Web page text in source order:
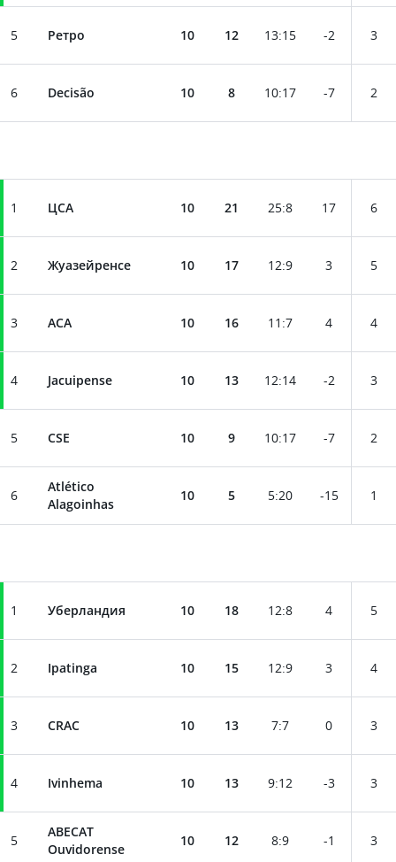
5 Ретро 10 12 13:15 -2 3
6 Decisão 10 8 10:17 -7 2
1 ЦСА 10 21 25:8 17 6
2 Жуазейренсе 10 17 12:9 3 5
3 АСА 10 16 11 :7 4 4
4 Jacuipense 10 13 12:14 -2 3
5 CSE 10 9 10:17 -7 2
6
Atlético
Alagoinhas
10 5 5:20 -15 1
1 Уберландия 10 18 12:8 4 5
2 Ipatinga 10 15 12:9 3 4
3 CRAC 10 13 7:7 0 3
4 Ivinhema 10 13 9:12 -3 3
5
ABECAT
Ouvidorense
10 12 8:9 -1 3